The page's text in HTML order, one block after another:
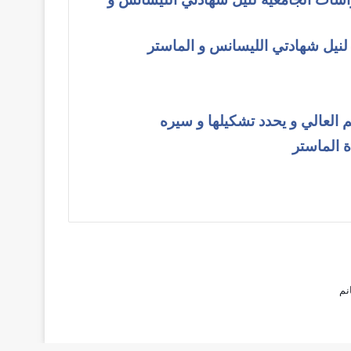
شهادتي الليسانس و الماستر
و يحدد تشكيلها و سيره